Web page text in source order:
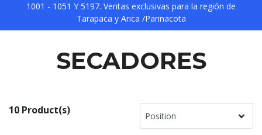
1001 - 1051 Y 5197. Ventas exclusivas para la región de
Tarapaca y Arica /Parinacota
SECADORES
10 Product(s)